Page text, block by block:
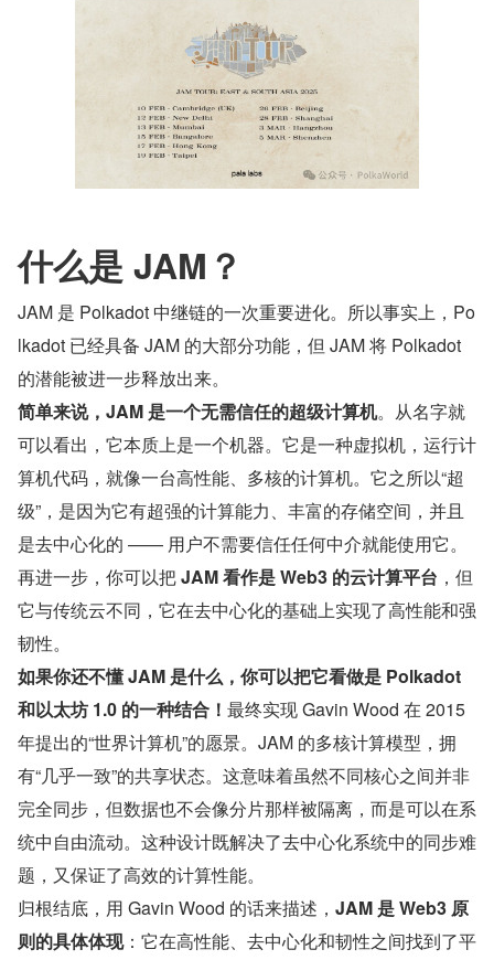
什么是 JAM？
JAM 是 Polkadot 中继链的一次重要进化。所以事实上，Po
lkadot 已经具备 JAM 的大部分功能，但 JAM 将 Polkadot
的潜能被进一步释放出来。
简单来说，JAM 是一个无需信任的超级计算机。从名字就
可以看出，它本质上是一个机器。它是一种虚拟机，运行计
算机代码，就像一台高性能、多核的计算机。它之所以“超
级”，是因为它有超强的计算能力、丰富的存储空间，并且
是去中心化的 —— 用户不需要信任任何中介就能使用它。
再进一步，你可以把 JAM 看作是 Web3 的云计算平台 ，但
它与传统云不同，它在去中心化的基础上实现了高性能和强
韧性。
如果你还不懂 JAM 是什么，你可以把它看做是 Polkadot
和以太坊 1.0 的一种结合！ 最终实现 Gavin Wood 在 2015
年提出的“世界计算机”的愿景。JAM 的多核计算模型，拥
有“几乎一致”的共享状态。这意味着虽然不同核心之间并非
完全同步，但数据也不会像分片那样被隔离，而是可以在系
统中自由流动。这种设计既解决了去中心化系统中的同步难
题，又保证了高效的计算性能。
归根结底，用 Gavin Wood 的话来描述， JAM 是 Web3 原
则的具体体现：它在高性能、去中心化和韧性之间找到了平